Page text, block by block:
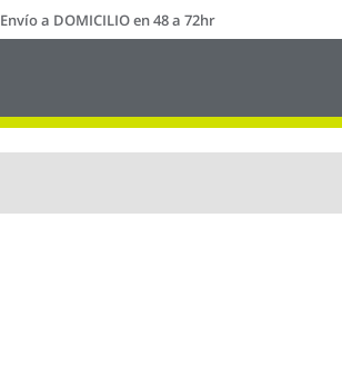
Envío a DOMICILIO en 48 a 72hr